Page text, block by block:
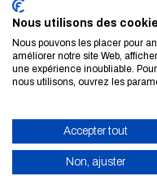
Nous utilisons des
Nous pouvons les placer pour
améliorer notre site Web,
une expérience inoubliable.
nous utilisons, ouvrez les
Accepter tout
Non, ajuster